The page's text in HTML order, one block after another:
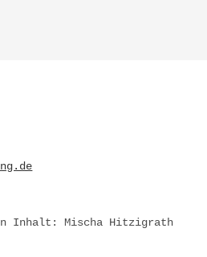
Inhalt: Mischa Hitzigrath